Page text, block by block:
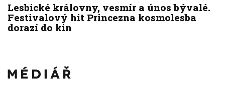
Lesbické královny, vesmír a únos bývalé.
Festivalový hit Princezna kosmolesba
dorazí do kin